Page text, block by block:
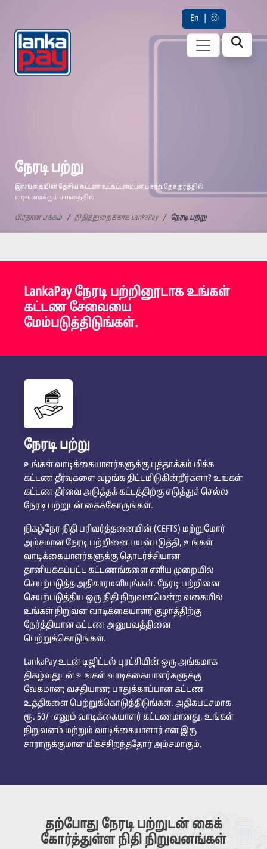
En සිං
நேரடி பற்று
இலங்கையின் தேசிய கட்டண உட்கட்டமைப்பை சர்வதேச தரத்தில்
வடிவமைக்கும் பயணத்தில்.
பிரதான பக்கம் நிதித்துறைக்காக LankaPay நேரடி பற்று
LankaPay நேரடி பற்றினூடாக உங்கள்
கட்டண சேவையை
மேம்படுத்திடுங்கள்.
நேரடி பற்று
உங்கள் வாடிக்கையாளர்களுக்கு புத்தாக்கம் மிக்க
கட்டண தீர்வுகளை வழங்க திட்டமிடுகின்றீர்களா? உங்கள்
கட்டண தீர்வை அடுத்தக் கட்டத்திற்கு எடுத்துச் செல்ல
நேரடி பற்றுடன் கைக்கோருங்கள்.
நிகழ்நேர நிதி பரிவர்த்தனையின் (CEFTS) மற்றுமோர்
அம்சமான நேரடி பற்றினை பயன்படுத்தி, உங்கள்
வாடிக்கையாளர்களுக்கு தொடர்ச்சியான
தானியக்கப்பட்ட கட்டணங்களை எளிய முறையில்
செயற்படுத்த அதிகாரமளியுங்கள். நேரடி பற்றினை
செயற்படுத்திய ஒரு நிதி நிறுவனமென்ற வகையில்
உங்கள் நிறுவன வாடிக்கையாளர் குழாத்திற்கு
நேர்த்தியான கட்டண அனுபவத்தினை
பெற்றுக்கொடுங்கள்.
LankaPay உடன் டிஜிட்டல் புரட்சியின் ஒரு அங்கமாக
திகழ்வதுடன் உங்கள் வாடிக்கையாளர்களுக்கு
வேகமான; வசதியான; பாதுக்காப்பான கட்டண
உத்திகளை பெற்றுக்கொடுத்திடுங்கள். அதிகபட்சமாக
ரூ. 50/- எனும் வாடிக்கையாளர் கட்டணமானது, உங்கள்
நிறுவனம் மற்றும் வாடிக்கையாளார் என இரு
சாராருக்குமான மிகச்சிறந்ததோர் அம்சமாகும்.
தற்போது நேரடி பற்றுடன் கைக்
கோர்த்துள்ள நிதி நிறுவனங்கள்